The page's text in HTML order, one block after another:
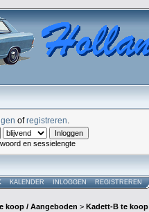
ofregistreren
en sessielengte
KALENDER INLOGGEN REGISTREREN
koop / Aangeboden > Kadett-B te koop